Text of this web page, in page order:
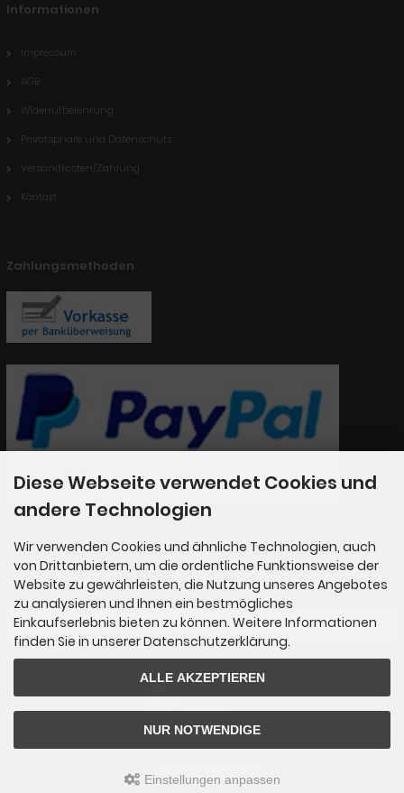
Informationen
Impressum
AGB
Widerrufbelehrung
Privatsphäre und Datenschutz
Versandkosten/Zahlung
Kontakt
Zahlungsmethoden
Newsletter-Anmeldung
E-Mail-Adresse:
Der Newsletter kann jederzeit hier oder in Ihrem Kundenkonto abbestellt werden.
SEHR GUT
Diese Webseite verwendet Cookies und
andere Technologien
Wir verwenden Cookies und ähnliche Technologien, auch
von Drittanbietern, um die ordentliche Funktionsweise der
Website zu gewährleisten, die Nutzung unseres Angebotes
zu analysieren und Ihnen ein bestmögliches
Einkaufserlebnis bieten zu können. Weitere Informationen
finden Sie in unserer Datenschutzerklärung.
ALLE AKZEPTIEREN
NUR NOTWENDIGE
Einstellungen anpassen